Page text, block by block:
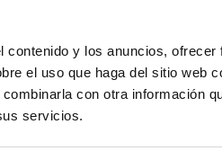
y los anuncios,
el uso que haga del sitio web
con otra información
servicios.
Dimensiones cm: 24.2x34.8x14
(LxAxA)
Longitud Asa (Min. - Max.): 27